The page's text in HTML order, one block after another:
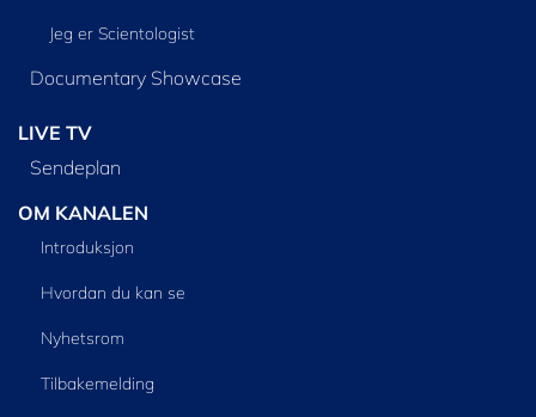
Jeg er Scientologist
Documentary Showcase
LIVE TV
Sendeplan
OM KANALEN
Introduksjon
Hvordan du kan se
Nyhetsrom
Tilbakemelding